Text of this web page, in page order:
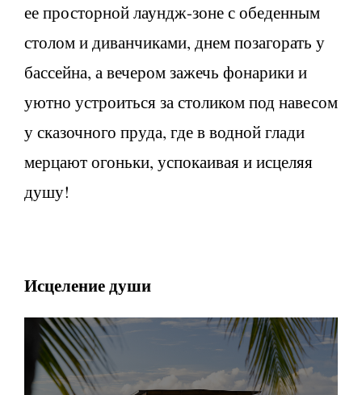
ее просторной лаундж-зоне с обеденным
столом и диванчиками, днем позагорать у
бассейна, а вечером зажечь фонарики и
уютно устроиться за столиком под навесом
у сказочного пруда, где в водной глади
мерцают огоньки, успокаивая и исцеляя
душу!
Исцеление души